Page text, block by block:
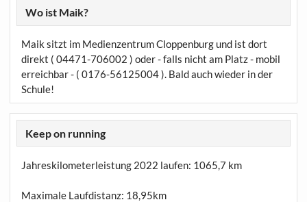
Wo ist Maik?
Maik sitzt im Medienzentrum Cloppenburg und ist dort
direkt ( 04471-706002 ) oder - falls nicht am Platz - mobil
erreichbar - ( 0176-56125004 ). Bald auch wieder in der
Schule!
Keep on running
Jahreskilometerleistung 2022 laufen: 1065,7 km
Maximale Laufdistanz: 18,95km